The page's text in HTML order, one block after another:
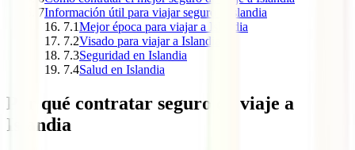
7Información útil para viajar seguro a Islandia
7.1Mejor época para viajar a Islandia
7.2Visado para viajar a Islandia
7.3Seguridad en Islandia
7.4Salud en Islandia
Por qué contratar seguro de viaje a
Islandia